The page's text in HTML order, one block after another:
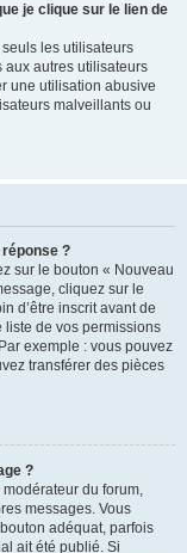
je clique sur le lien de
les utilisateurs
aux autres utilisateurs
une utilisation abusive
malveillants ou
?
sur le bouton « Nouveau
cliquez sur le
d’être inscrit avant de
liste de vos permissions
exemple : vous pouvez
transférer des pièces
?
du forum,
messages. Vous
adéquat, parfois
ait été publié. Si